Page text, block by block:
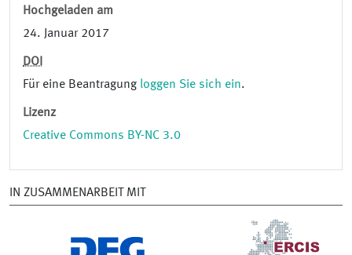
Hochgeladen am
24. Januar 2017
DOI
Für eine Beantragung loggen Sie sich ein.
Lizenz
Creative Commons BY-NC 3.0
IN ZUSAMMENARBEIT MIT